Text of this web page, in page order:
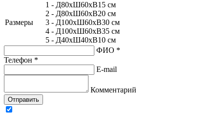
Размеры
1 - Д80хШ60хВ15 см
2 - Д80хШ60хВ20 см
3 - Д100хШ60хВ30 см
4 - Д100хШ60хВ35 см
5 - Д40хШ40хВ10 см
ФИО *
Телефон *
E-mail
Комментарий
Отправить